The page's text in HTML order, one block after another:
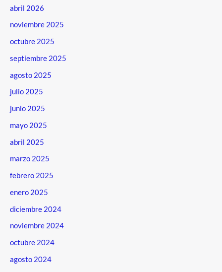
abril 2026
noviembre 2025
octubre 2025
septiembre 2025
agosto 2025
julio 2025
junio 2025
mayo 2025
abril 2025
marzo 2025
febrero 2025
enero 2025
diciembre 2024
noviembre 2024
octubre 2024
agosto 2024